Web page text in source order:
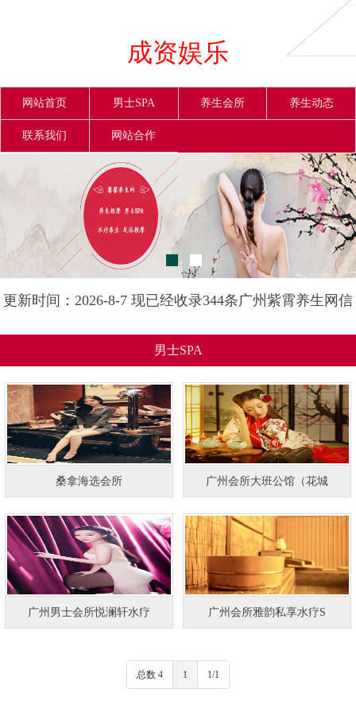
成资娱乐
网站首页 男士SPA 养生会所 养生动态
联系我们 网站合作
更新时间：2026-8-7 现已经收录344条广州紫霄养生网信
男士SPA
桑拿海选会所 广州会所大班公馆（花城
广州男士会所悦澜轩水疗 广州会所雅韵私享水疗S
总数 4 1 1/1